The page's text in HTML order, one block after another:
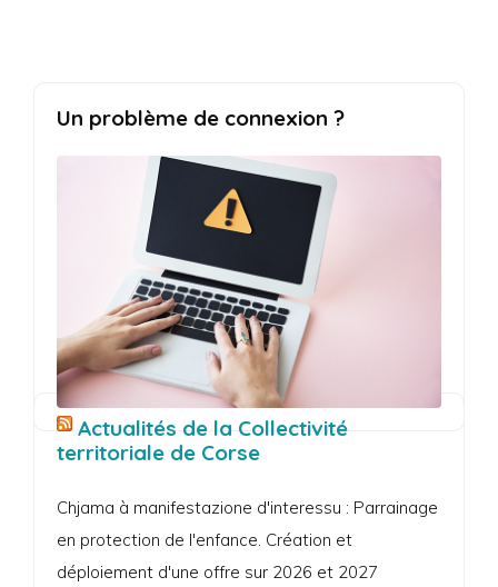
Un problème de connexion ?
Actualités de la Collectivité
territoriale de Corse
Chjama à manifestazione d'interessu : Parrainage
en protection de l'enfance. Création et
déploiement d'une offre sur 2026 et 2027